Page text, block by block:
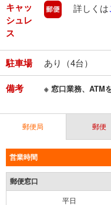
キャッ
シュレ
ス
郵便
詳しくは
駐車場 あり（4台）
備考 ※ 窓口業務、ATM
郵便局 郵便
営業時間
郵便窓口
平日